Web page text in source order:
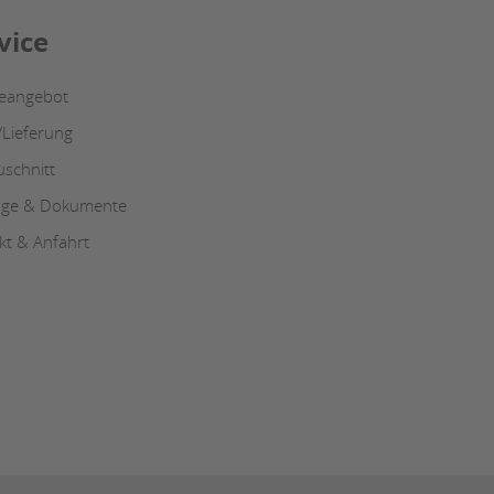
& Dokumente
& Anfahrt